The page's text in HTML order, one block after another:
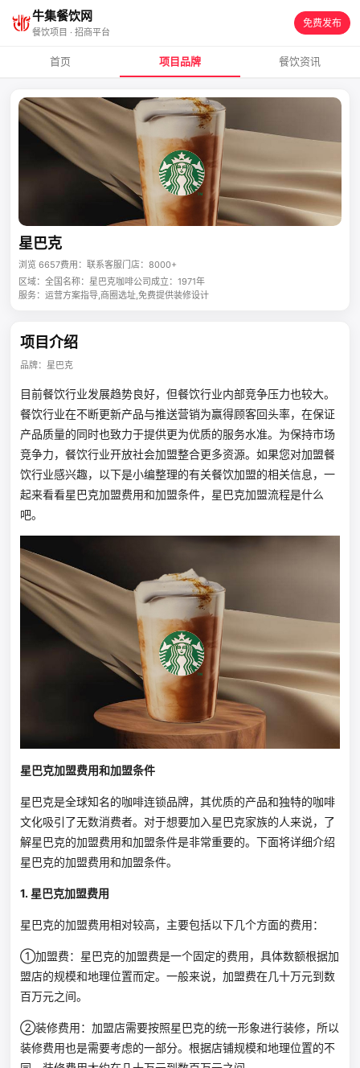
牛集餐饮网
餐饮项目 · 招商平台
免费发布
首页 项目品牌 餐饮资讯
星巴克
浏览 6657费用：联系客服门店：8000+
区域：全国 名称：星巴克咖啡公司成立：1971年
服务：运营方案指导,商圈选址,免费提供装修设计
项目介绍
品牌：星巴克
目前餐饮行业发展趋势良好，但餐饮行业内部竞争压力也较大。
餐饮行业在不断更新产品与推送营销为赢得顾客回头率，在保证
产品质量的同时也致力于提供更为优质的服务水准。为保持市场
竞争力，餐饮行业开放社会加盟整合更多资源。如果您对加盟餐
饮行业感兴趣，以下是小编整理的有关餐饮加盟的相关信息，一
起来看看星巴克加盟费用和加盟条件，星巴克加盟流程是什么
吧。
星巴克加盟费用和加盟条件
星巴克是全球知名的咖啡连锁品牌，其优质的产品和独特的咖啡
文化吸引了无数消费者。对于想要加入星巴克家族的人来说，了
解星巴克的加盟费用和加盟条件是非常重要的。下面将详细介绍
星巴克的加盟费用和加盟条件。
1. 星巴克加盟费用
星巴克的加盟费用相对较高，主要包括以下几个方面的费用：
①加盟费：星巴克的加盟费是一个固定的费用，具体数额根据加
盟店的规模和地理位置而定。一般来说，加盟费在几十万元到数
百万元之间。
②装修费用：加盟店需要按照星巴克的统一形象进行装修，所以
装修费用也是需要考虑的一部分。根据店铺规模和地理位置的不